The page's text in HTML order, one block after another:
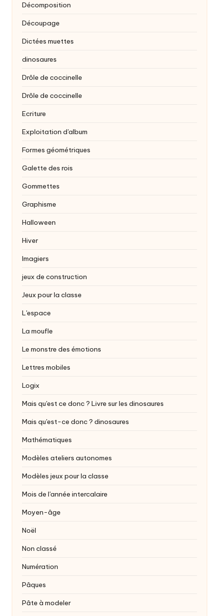
Décomposition
Découpage
Dictées muettes
dinosaures
Drôle de coccinelle
Drôle de coccinelle
Ecriture
Exploitation d'album
Formes géométriques
Galette des rois
Gommettes
Graphisme
Halloween
Hiver
Imagiers
jeux de construction
Jeux pour la classe
L'espace
La moufle
Le monstre des émotions
Lettres mobiles
Logix
Mais qu'est ce donc ? Livre sur les dinosaures
Mais qu'est-ce donc ? dinosaures
Mathématiques
Modèles ateliers autonomes
Modèles jeux pour la classe
Mois de l'année intercalaire
Moyen-âge
Noël
Non classé
Numération
Pâques
Pâte à modeler